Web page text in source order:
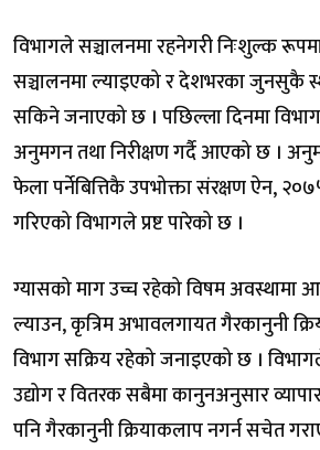
विभागले सञ्चालनमा रहनेगरी निःशुल्क
सञ्चालनमा ल्याइएको र देशभरका जुनसुकै
सकिने जनाएको छ । पछिल्ला दिनमा
अनुमगन तथा निरीक्षण गर्दै आएको छ ।
फेला पर्नेबित्तिकै उपभोक्ता संरक्षण ऐन,
गरिएको विभागले प्रष्ट पारेको छ ।
ग्यासको माग उच्च रहेको विषम अवस्थामा
ल्याउन, कृत्रिम अभावलगायत गैरकानुनी
विभाग सक्रिय रहेको जनाइएको छ ।
उद्योग र वितरक सबैमा कानुनअनुसार
पनि गैरकानुनी क्रियाकलाप नगर्न सचेत